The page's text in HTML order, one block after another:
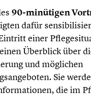
90-minütigen
dafür
einer
Überblick über
und möglichen
Sie
die im